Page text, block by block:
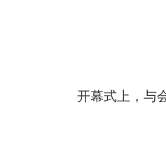
开幕式上，与